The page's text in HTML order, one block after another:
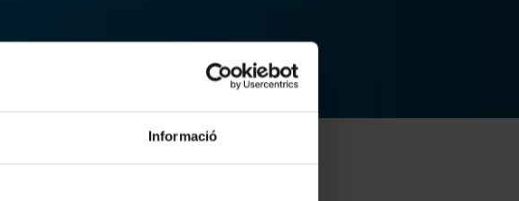
Informació